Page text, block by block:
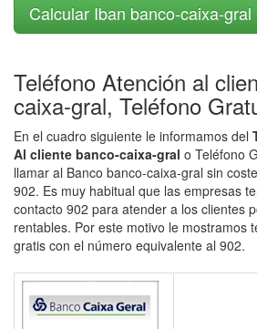
Calcular Iban banco-caixa-gral
Teléfono Atención al
caixa-gral, Teléfono
En el cuadro siguiente le informamos del
Al cliente banco-caixa-gral o Teléfono
llamar al Banco banco-caixa-gral sin
902. Es muy habitual que las empresas
contacto 902 para atender a los clientes
rentables. Por este motivo le mostramos
gratis con el número equivalente al 902.